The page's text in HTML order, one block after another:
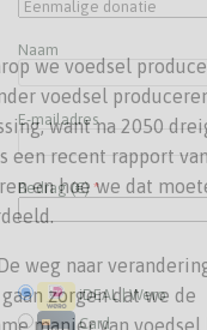
we voedsel
voedsel
want na 2050
een recent rapport
en hoe we dat
weg naar
zorgen dat we de
manier van voedsel
Naam
E-mailadres
Bedrag (€) *
iDEAL | Wero
Card